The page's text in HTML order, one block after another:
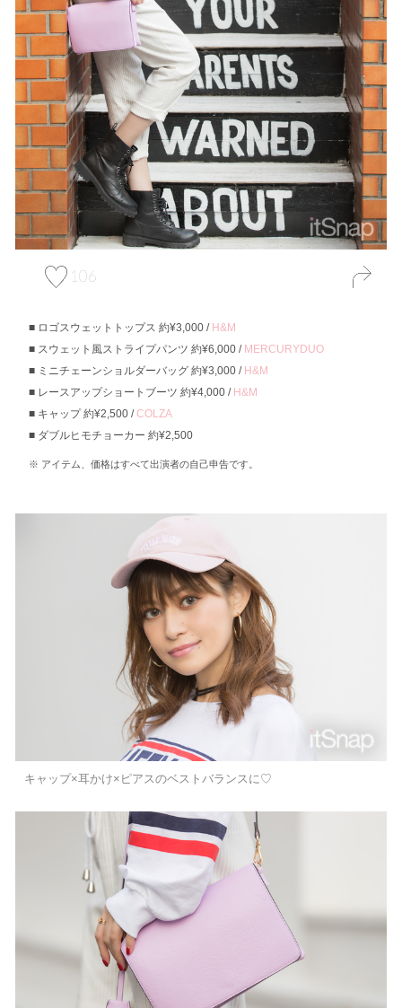
106
ロゴスウェットトップス 約¥3,000 / H&M
スウェット風ストライプパンツ 約¥6,000 / MERCURYDUO
ミニチェーンショルダーバッグ 約¥3,000 / H&M
レースアップショートブーツ 約¥4,000 / H&M
キャップ 約¥2,500 /COLZA
ダブルヒモチョーカー 約¥2,500
アイテム、価格はすべて出演者の自己申告です。
キャップ×耳かけ×ピアスのベストバランスに♡